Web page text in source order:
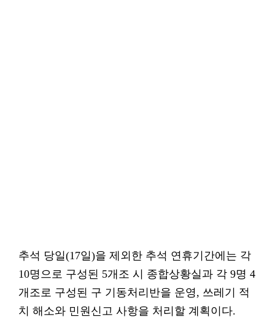
추석 당일(17일)을 제외한 추석 연휴기간에는 각
10명으로 구성된 5개조 시 종합상황실과 각 9명 4
개조로 구성된 구 기동처리반을 운영, 쓰레기 적
치 해소와 민원신고 사항을 처리할 계획이다.